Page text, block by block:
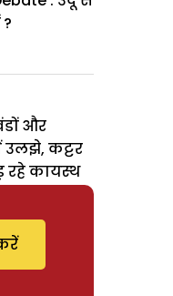
और
उलझे, कट्टर
रहे कायस्थ